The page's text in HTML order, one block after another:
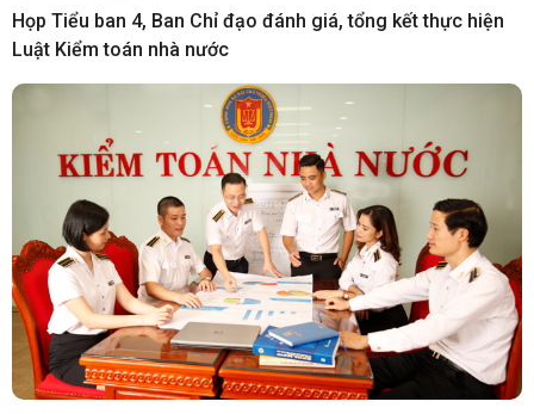
Họp Tiểu ban 4, Ban Chỉ đạo đánh giá, tổng kết thực hiện
Luật Kiểm toán nhà nước